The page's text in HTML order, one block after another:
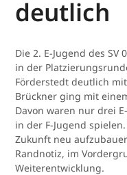
deutlich
Die 2. E-Jugend des
in der
Förderstedt deutlich
Brückner ging mit
Davon waren nur drei
in der F-Jugend
Zukunft neu
Randnotiz, im
Weiterentwicklung.